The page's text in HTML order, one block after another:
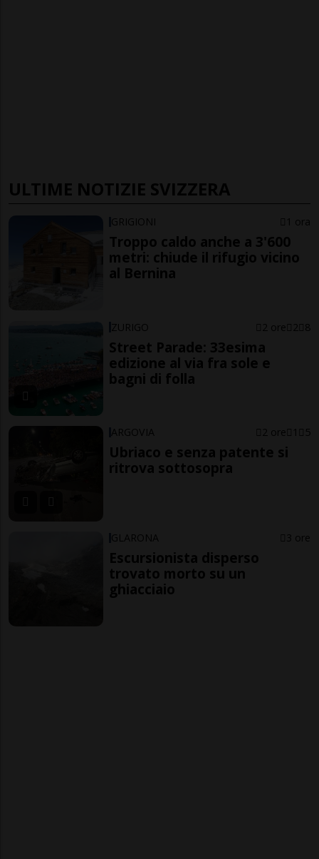
ULTIME NOTIZIE SVIZZERA
GRIGIONI 1 ora
Troppo caldo anche a 3'600
metri: chiude il rifugio vicino
al Bernina
ZURIGO 2 ore 2 8
Street Parade: 33esima
edizione al via fra sole e
bagni di folla
ARGOVIA 2 ore 1 5
Ubriaco e senza patente si
ritrova sottosopra
GLARONA 3 ore
Escursionista disperso
trovato morto su un
ghiacciaio